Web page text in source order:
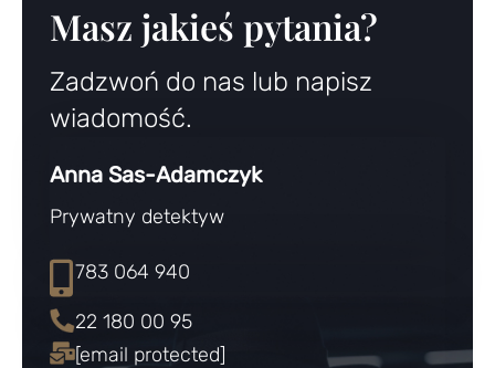
Masz jakieś pytania?
Zadzwoń do nas lub napisz
wiadomość.
Anna Sas-Adamczyk
Prywatny detektyw
783 064 940
22 180 00 95
[email protected]